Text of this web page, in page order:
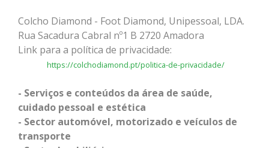
Colcho Diamond - Foot Diamond, Unipessoal, LDA.
Rua Sacadura Cabral nº1 B 2720 Amadora
Link para a política de privacidade:
https://colchodiamond.pt/politica-de-privacidade/
- Serviços e conteúdos da área de saúde,
cuidado pessoal e estética
- Sector automóvel, motorizado e veículos de
transporte